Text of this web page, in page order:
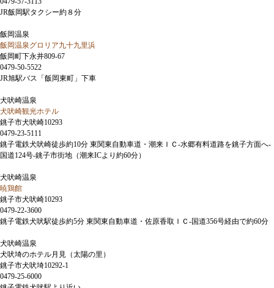
JR飯岡駅タクシー約８分
飯岡温泉
飯岡温泉グロリア九十九里浜
飯岡町下永井809-67
0479-50-5522
JR旭駅バス「飯岡東町」下車
犬吠崎温泉
犬吠崎観光ホテル
銚子市犬吠崎10293
0479-23-5111
銚子電鉄犬吠崎徒歩約10分 東関東自動車道・潮来ＩＣ-水郷有料道路を銚子方面へ-
国道124号-銚子市街地（潮来ICより約60分）
犬吠崎温泉
暁鶏館
銚子市犬吠崎10293
0479-22-3600
銚子電鉄犬吠駅徒歩約5分 東関東自動車道・佐原香取ＩＣ-国道356号経由で約60分
犬吠崎温泉
犬吠埼のホテル月見（太陽の里）
銚子市犬吠埼10292-1
0479-25-6000